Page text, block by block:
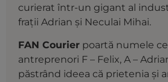
curierat într-un gigant al
frații Adrian și Neculai Mihai.
FAN Courier poartă numele
antreprenori F – Felix, A –
păstrând ideea că prietenia şi